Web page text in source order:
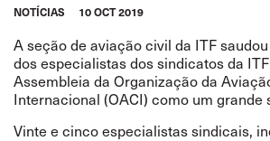
NOTÍCIAS 10 OCT 2019
A seção de aviação civil da ITF
dos especialistas dos sindicatos da
Assembleia da Organização da
Internacional (OACI) como um grande
Vinte e cinco especialistas sindicais,